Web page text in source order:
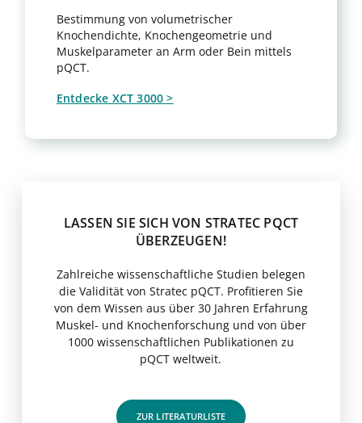
Bestimmung von volumetrischer
Knochendichte, Knochengeometrie und
Muskelparameter an Arm oder Bein mittels
pQCT.
Entdecke XCT 3000 >
LASSEN SIE SICH VON STRATEC PQCT
ÜBERZEUGEN!
Zahlreiche wissenschaftliche Studien belegen
die Validität von Stratec pQCT. Profitieren Sie
von dem Wissen aus über 30 Jahren Erfahrung
Muskel- und Knochenforschung und von über
1000 wissenschaftlichen Publikationen zu
pQCT weltweit.
ZUR LITERATURLISTE